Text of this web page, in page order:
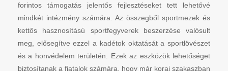
forintos támogatás jelentős fejlesztéseket tett lehetővé
mindkét intézmény számára. Az összegből sportmezek és
kettős hasznosítású sportfegyverek beszerzése valósult
meg, elősegítve ezzel a kadétok oktatását a sportlövészet
és a honvédelem területén. Ezek az eszközök lehetőséget
biztosítanak a fiatalok számára, hogy már korai szakaszban